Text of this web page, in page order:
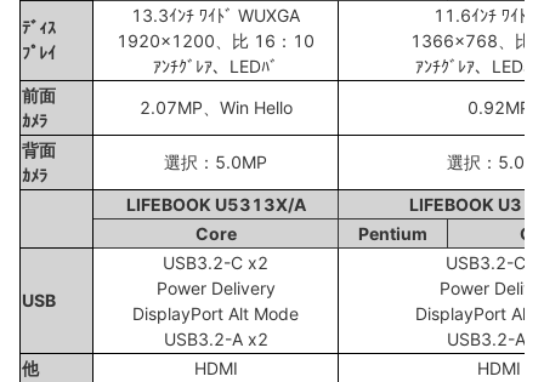
ﾃﾞｨｽ
ﾌﾟﾚｲ
13.3ｲﾝﾁ ﾜｲﾄﾞ WUXGA
1920x1200、比 16：10
ｱﾝﾁｸﾞﾚｱ、LEDﾊﾞ
11.6ｲﾝﾁ ﾜｲﾄﾞ
1366x768、比
ｱﾝﾁｸﾞﾚｱ、LEDﾊﾞ
前面
ｶﾒﾗ
2.07MP、Win Hello 0.92MP
背面
ｶﾒﾗ
選択：5.0MP 選択：
LIFEBOOK U5313X/A
LIFEBOOK
Core
Pentium
USB
USB3.2-C x2
Power Delivery
DisplayPort Alt Mode
USB3.2-A x2
USB3.2-C
Power
DisplayPort Alt
USB3.2-A
他
HDMI
HDMI